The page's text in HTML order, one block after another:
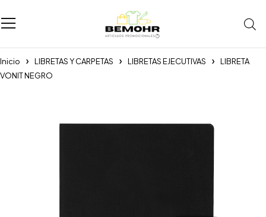
Inicio LIBRETAS Y CARPETAS LIBRETAS EJECUTIVAS
LIBRETA
VONIT NEGRO